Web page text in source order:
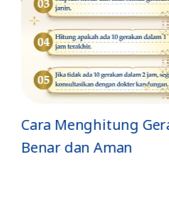
Jenis Gerakan Si
dan Artinya